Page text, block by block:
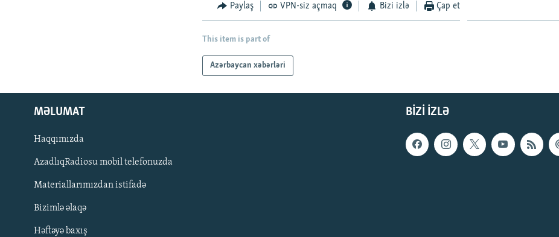
Paylaş VPN-siz açmaq Bizi izlə Çap et
This item is part of
Azərbaycan xəbərləri
BIZI IZLƏ
MƏLUMAT
Haqqımızda
AzadlıqRadiosu mobil telefonuzda
Materiallarımızdan istifadə
Bizimlə əlaqə
Həftəyə baxış